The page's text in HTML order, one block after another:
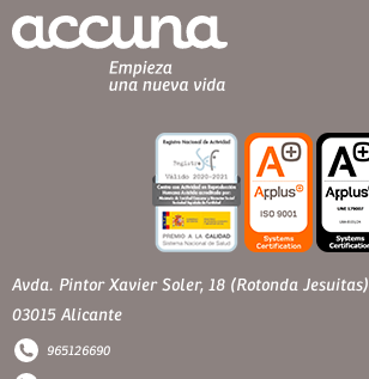
Avda. Pintor Xavier Soler, 18 (Rotonda Jesuitas)
03015 Alicante
965126690